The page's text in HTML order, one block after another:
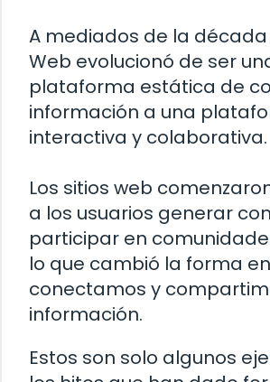
A mediados de la década
Web evolucionó de ser
plataforma estática de
información a una
interactiva y colaborativa.
Los sitios web
a los usuarios generar
participar en
lo que cambió la forma
conectamos y
información.
Estos son solo algunos